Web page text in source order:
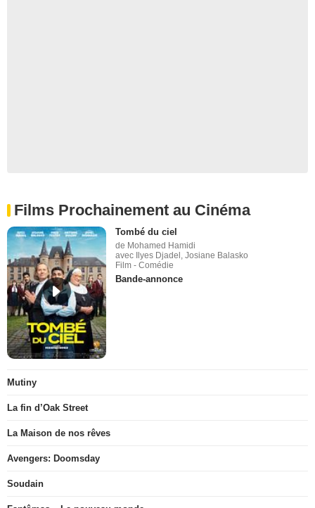
Films Prochainement au Cinéma
Tombé du ciel
de Mohamed Hamidi
avec Ilyes Djadel, Josiane Balasko
Film - Comédie
Bande-annonce
Mutiny
La fin d’Oak Street
La Maison de nos rêves
Avengers: Doomsday
Soudain